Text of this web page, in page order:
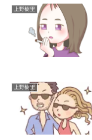
上野樹里
上野樹里